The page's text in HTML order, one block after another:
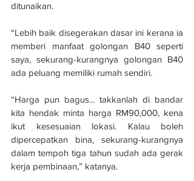
ditunaikan.
“Lebih baik disegerakan dasar ini kerana ia
memberi manfaat golongan B40 seperti
saya, sekurang-kurangnya golongan B40
ada peluang memiliki rumah sendiri.
“Harga pun bagus... takkanlah di bandar
kita hendak minta harga RM90,000, kena
ikut kesesuaian lokasi. Kalau boleh
dipercepatkan bina, sekurang-kurangnya
dalam tempoh tiga tahun sudah ada gerak
kerja pembinaan,” katanya.